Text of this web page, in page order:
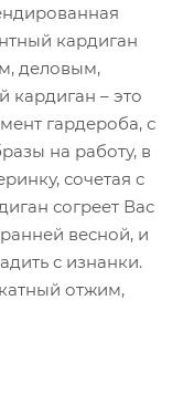
кардиган
деловым,
– это
гардероба, с
на работу, в
сочетая с
согреет Вас
весной, и
с изнанки.
отжим,